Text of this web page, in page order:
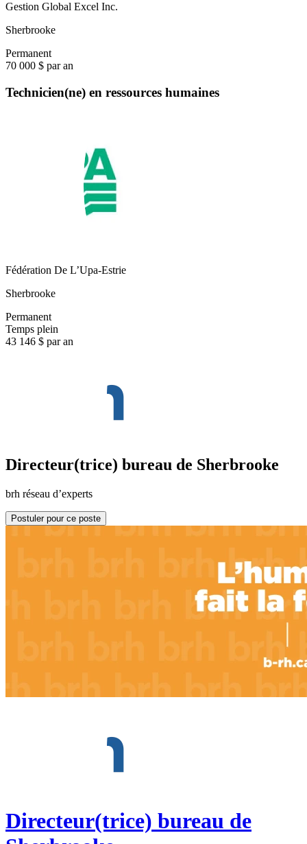
Gestion Global Excel Inc.
Sherbrooke
Permanent
70 000 $ par an
Technicien(ne) en ressources humaines
Fédération De L’Upa-Estrie
Sherbrooke
Permanent
Temps plein
43 146 $ par an
Directeur(trice) bureau de Sherbrooke
brh réseau d’experts
Postuler pour ce poste
Directeur(trice) bureau de